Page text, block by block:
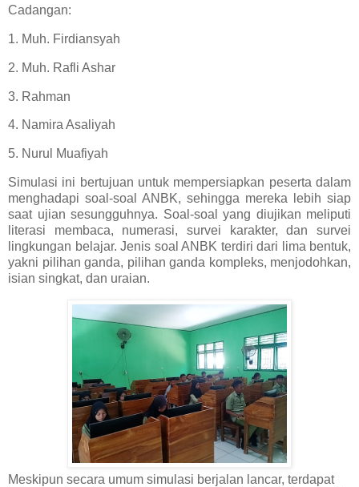
Cadangan:
1. Muh. Firdiansyah
2. Muh. Rafli Ashar
3. Rahman
4. Namira Asaliyah
5. Nurul Muafiyah
Simulasi ini bertujuan untuk mempersiapkan peserta dalam
menghadapi soal-soal ANBK, sehingga mereka lebih siap
saat ujian sesungguhnya. Soal-soal yang diujikan meliputi
literasi membaca, numerasi, survei karakter, dan survei
lingkungan belajar. Jenis soal ANBK terdiri dari lima bentuk,
yakni pilihan ganda, pilihan ganda kompleks, menjodohkan,
isian singkat, dan uraian.
Meskipun secara umum simulasi berjalan lancar, terdapat